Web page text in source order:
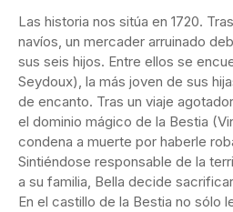
Las historia nos sitúa en 1720.
navíos, un mercader arruinado
sus seis hijos. Entre ellos se
Seydoux), la más joven de sus
de encanto. Tras un viaje
el dominio mágico de la Bestia
condena a muerte por haberle
Sintiéndose responsable de la
a su familia, Bella decide
En el castillo de la Bestia no sólo